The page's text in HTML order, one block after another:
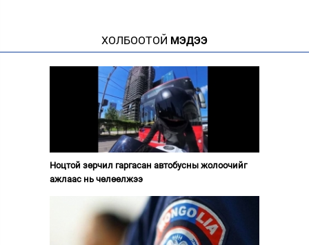
ХОЛБООТОЙ МЭДЭЭ
Ноцтой зөрчил гаргасан автобусны жолоочийг
ажлаас нь чөлөөлжээ